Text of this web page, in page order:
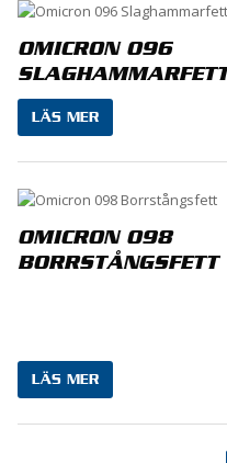
OMICRON 096
SLAGHAMMARFETT
LÄS MER
OMICRON 098
BORRSTÅNGSFETT
LÄS MER